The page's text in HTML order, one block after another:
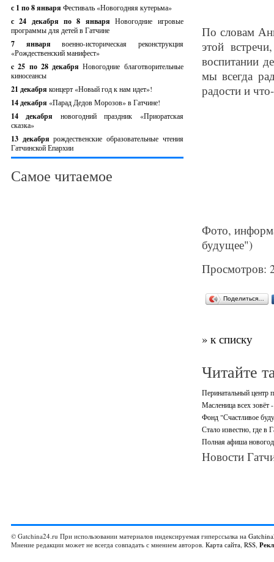
с 1 по 8 января Фестиваль «Новогодняя кутерьма»
с 24 декабря по 8 январяНовогодние игровые
программы для детей в Гатчине
7 январявоенно-историческая реконструкция
«Рождественский манифест»
c 25 по 28 декабряНовогодние благотворительные
киносеансы
21 декабря концерт «Новый год к нам идет»!
14 декабря «Парад Дедов Морозов» в Гатчине!
14 декабря новогодний праздник «Приоратская
сказка»
13 декабрярождественские образовательные чтения
Гатчинской Епархии
Самое читаемое
По словам
этой
воспитании
мы всегда
радости и
Фото,
будущее")
Просмотров:
Поделиться…
» к списку
Читайте
Перинатальный центр
Масленица всех зовёт
Фонд "Счастливое
Стало известно, где в
Полная афиша
Новости
© Gatchina24.ru При использовании материалов индексируемая гиперссылка на
Мнение редакции может не всегда совпадать с мнением авторов. Карта сайта, RSS,